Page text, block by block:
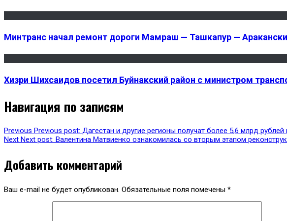
Минтранс начал ремонт дороги Мамраш — Ташкапур —
Хизри Шихсаидов посетил Буйнакский район с министром
Навигация по записям
Previous Previous post: Дагестан и другие регионы получат более 5,6 млрд
Next Next post: Валентина Матвиенко ознакомилась со вторым этапом
Добавить комментарий
Ваш e-mail не будет опубликован. Обязательные поля помечены *